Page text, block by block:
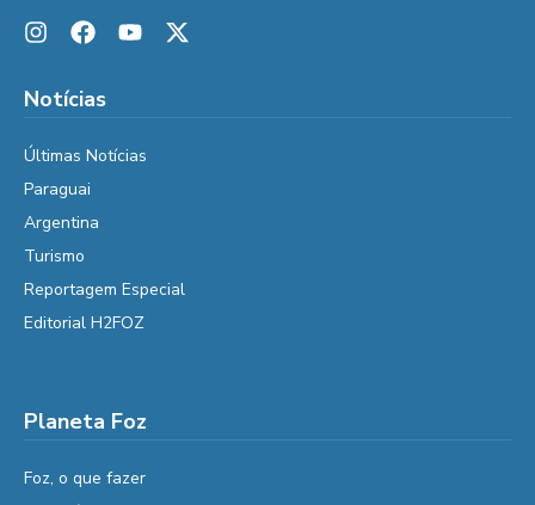
Notícias
Últimas Notícias
Paraguai
Argentina
Turismo
Reportagem Especial
Editorial H2FOZ
Planeta Foz
Foz, o que fazer